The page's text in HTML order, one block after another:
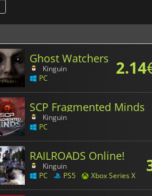
Ghost Watchers
Kinguin
PC
2.14
SCP Fragmented Minds
Kinguin
PC
RAILROADS Online!
Kinguin
PC
PS5 Xbox Series X